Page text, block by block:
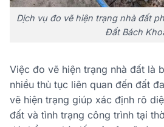
Dịch vụ đo vẽ hiện trạng nhà đất
Đất Bách
Việc đo vẽ hiện trạng nhà đất là
nhiều thủ tục liên quan đến đất
vẽ hiện trạng giúp xác định rõ
đất và tình trạng công trình tại